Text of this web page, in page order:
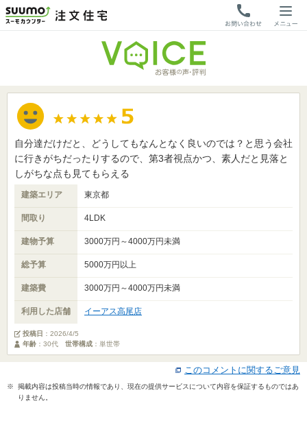
自分達だけだと、どうしてもなんとなく良いのでは？と思う会社
に行きがちだったりするので、第3者視点かつ、素人だと見落と
しがちな点も見てもらえる
建築エリア 東京都
間取り 4LDK
建物予算 3000万円～4000万円未満
総予算 5000万円以上
建築費 3000万円～4000万円未満
利用した店舗 イーアス高尾店
投稿日 ： 2026/4/5
年齢 ：30代 世帯構成 ：単世帯
このコメントに関するご意見
※ 掲載内容は投稿当時の情報であり、現在の提供サービスについて内容を保証するものではあ
りません。